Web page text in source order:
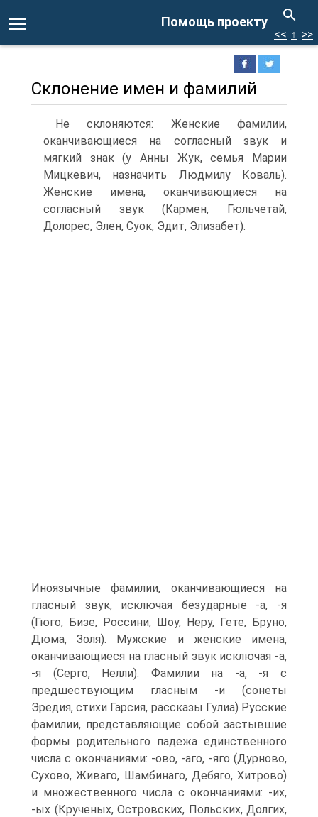
Помощь проекту
<< ↑ >>
Склонение имен и фамилий
Не склоняются: Женские фамилии,
оканчивающиеся на согласный звук и
мягкий знак (у Анны Жук, семья Марии
Мицкевич, назначить Людмилу Коваль).
Женские имена, оканчивающиеся на
согласный звук (Кармен, Гюльчетай,
Долорес, Элен, Суок, Эдит, Элизабет).
Иноязычные фамилии, оканчивающиеся на
гласный звук, исключая безударные -а, -я
(Гюго, Бизе, Россини, Шоу, Неру, Гете, Бруно,
Дюма, Золя). Мужские и женские имена,
оканчивающиеся на гласный звук исключая -а,
-я (Серго, Нелли). Фамилии на -а, -я с
предшествующим гласным -и (сонеты
Эредия, стихи Гарсия, рассказы Гулиа) Русские
фамилии, представляющие собой застывшие
формы родительного падежа единственного
числа с окончаниями: -ово, -аго, -яго (Дурново,
Сухово, Живаго, Шамбинаго, Дебяго, Хитрово)
и множественного числа с окончаниями: -их,
-ых (Крученых, Островских, Польских, Долгих,